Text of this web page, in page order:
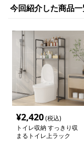
今回紹介した商品
¥2,420(税込)
トイレ収納 すっきり収
まるトイレ上ラック